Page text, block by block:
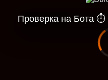
Проверка на Бота ⏱